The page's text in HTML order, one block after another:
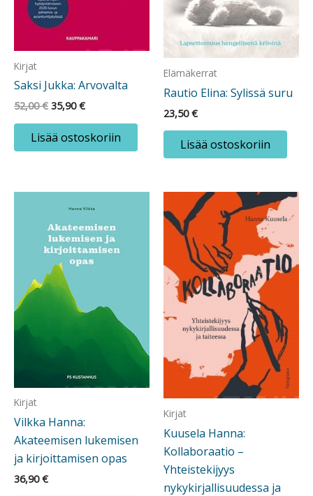
Kirjat
Saksi Jukka: Arvovalta
52,00€ Alkuperäinen
oli:
52,00 €.
35,90€Nykyinen
on:
35,90 €.
Lisää ostoskoriin
Elämäkerrat
Rautio Elina: Sylissä suru
23,50€
Lisää ostoskoriin
Kirjat
Vilkka Hanna:
Akateemisen lukemisen
ja kirjoittamisen opas
36,90€
Kirjat
Kuusela Hanna:
Kollaboraatio –
Yhteistekijyys
nykykirjallisuudessa ja